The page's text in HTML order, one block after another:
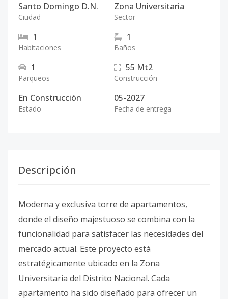
Santo Domingo D.N.
Ciudad
Zona Universitaria
Sector
1
Habitaciones
1
Baños
1
Parqueos
55 Mt2
Construcción
En Construcción
Estado
05-2027
Fecha de entrega
Descripción
Moderna y exclusiva torre de apartamentos,
donde el diseño majestuoso se combina con la
funcionalidad para satisfacer las necesidades del
mercado actual. Este proyecto está
estratégicamente ubicado en la Zona
Universitaria del Distrito Nacional. Cada
apartamento ha sido diseñado para ofrecer un